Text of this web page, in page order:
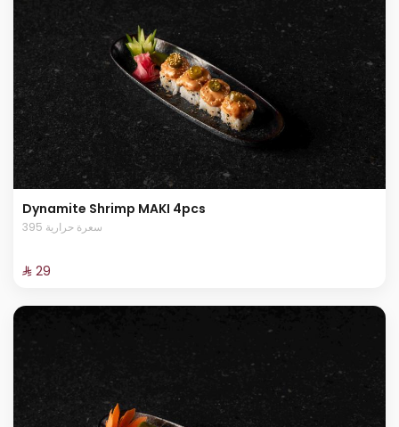
Dynamite Shrimp MAKI 4pcs
395 سعرة حرارية
⁨⁦‪‬ 29⁩